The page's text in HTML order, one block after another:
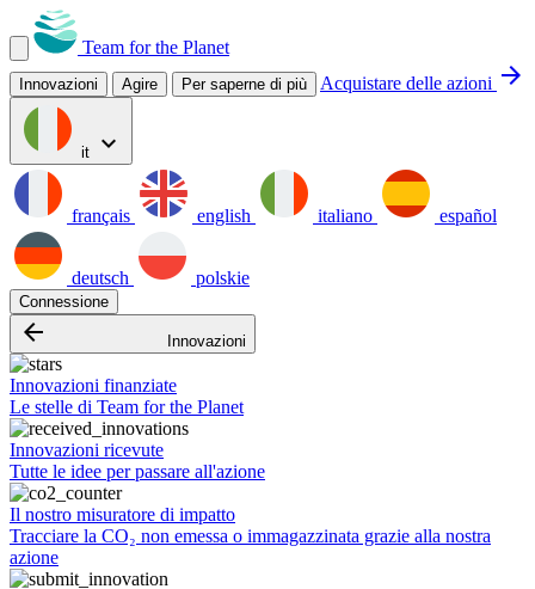
Team for the Planet
Innovazioni Agire Per saperne di più Acquistare delle azioni arrow_forward
it expand_more
français english italiano español
deutsch polskie
Connessione
arrow_backward Innovazioni
Innovazioni finanziate
Le stelle di Team for the Planet
Innovazioni ricevute
Tutte le idee per passare all'azione
Il nostro misuratore di impatto
Tracciare la CO₂ non emessa o immagazzinata grazie alla nostra
azione